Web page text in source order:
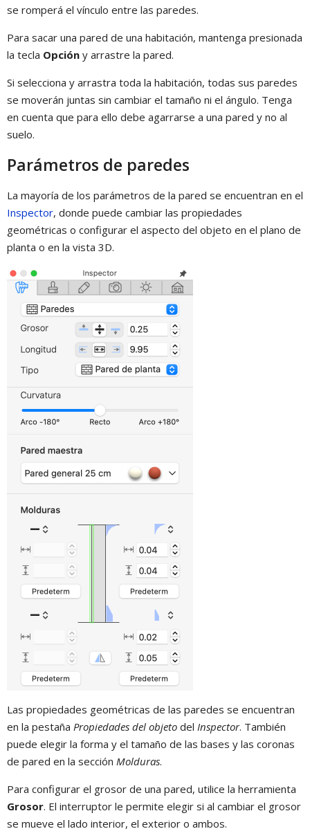
se romperá el vínculo entre las paredes.
Para sacar una pared de una habitación, mantenga presionada
la tecla Opción y arrastre la pared.
Si selecciona y arrastra toda la habitación, todas sus paredes
se moverán juntas sin cambiar el tamaño ni el ángulo. Tenga
en cuenta que para ello debe agarrarse a una pared y no al
suelo.
Parámetros de paredes
La mayoría de los parámetros de la pared se encuentran en el
Inspector, donde puede cambiar las propiedades
geométricas o configurar el aspecto del objeto en el plano de
planta o en la vista 3D.
Las propiedades geométricas de las paredes se encuentran
en la pestaña Propiedades del objeto del Inspector. También
puede elegir la forma y el tamaño de las bases y las coronas
de pared en la sección Molduras.
Para configurar el grosor de una pared, utilice la herramienta
Grosor. El interruptor le permite elegir si al cambiar el grosor
se mueve el lado interior, el exterior o ambos.